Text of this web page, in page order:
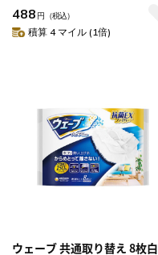
488 円 （税込）
積算 4 マイル (1倍)
ウェーブ 共通取り替え 8枚白